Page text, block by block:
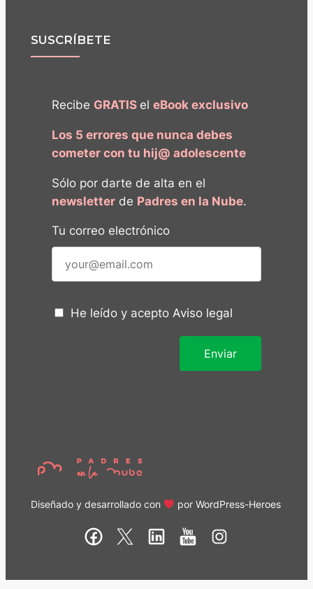
SUSCRÍBETE
Recibe GRATIS el eBook exclusivo
Los 5 errores que nunca debes
cometer con tu hij@ adolescente
Sólo por darte de alta en el
newsletterde Padres en la Nube.
Tu correo electrónico
He leído y acepto Aviso legal
Diseñado y desarrollado con porWordPress-Heroes